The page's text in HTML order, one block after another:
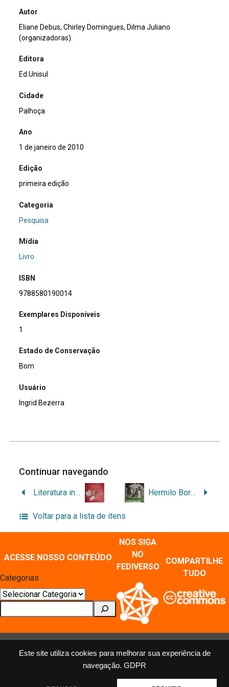
Este site utiliza cookies para melhorar sua experiência de
navegação. GDPR
Autor
Eliane Debus, Chirley Domingues, Dilma Juliano
(organizadoras).
Editora
Ed.Unisul
Cidade
Palhoça
Ano
1 de janeiro de 2010
Edição
primeira edição
Categoria
Pesquisa
Mídia
Livro
ISBN
9788580190014
Exemplares Disponíveis
1
Estado de Conservação
Bom
Usuário
Ingrid Bezerra
Continuar navegando
Literatura infantil e juvenil: leituras, análises e reflexões Hermilo Borba Filho: teatro selecionado volume 3
Voltar para a lista de itens
ACESSE NOSSO CONTEÚDO
Categorias
NOS SIGA
NO
FEDIVERSO
COMPARTILHE
TUDO
MÍDIAS SOCIAIS E REPOSITÓRIOS